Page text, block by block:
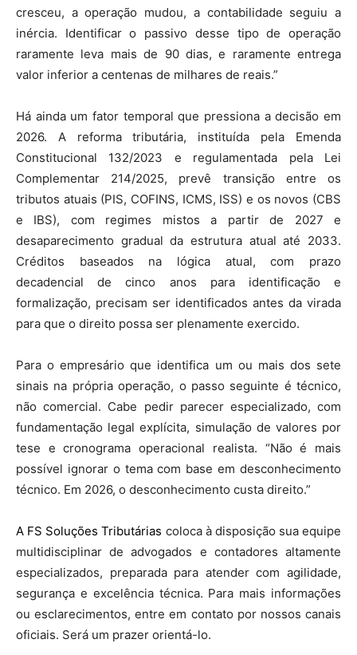
cresceu, a operação mudou, a contabilidade seguiu a
inércia. Identificar o passivo desse tipo de operação
raramente leva mais de 90 dias, e raramente entrega
valor inferior a centenas de milhares de reais.”
Há ainda um fator temporal que pressiona a decisão em
2026. A reforma tributária, instituída pela Emenda
Constitucional 132/2023 e regulamentada pela Lei
Complementar 214/2025, prevê transição entre os
tributos atuais (PIS, COFINS, ICMS, ISS) e os novos (CBS
e IBS), com regimes mistos a partir de 2027 e
desaparecimento gradual da estrutura atual até 2033.
Créditos baseados na lógica atual, com prazo
decadencial de cinco anos para identificação e
formalização, precisam ser identificados antes da virada
para que o direito possa ser plenamente exercido.
Para o empresário que identifica um ou mais dos sete
sinais na própria operação, o passo seguinte é técnico,
não comercial. Cabe pedir parecer especializado, com
fundamentação legal explícita, simulação de valores por
tese e cronograma operacional realista. “Não é mais
possível ignorar o tema com base em desconhecimento
técnico. Em 2026, o desconhecimento custa direito.”
A FS Soluções Tributárias coloca à disposição sua equipe
multidisciplinar de advogados e contadores altamente
especializados, preparada para atender com agilidade,
segurança e excelência técnica. Para mais informações
ou esclarecimentos, entre em contato por nossos canais
oficiais. Será um prazer orientá-lo.